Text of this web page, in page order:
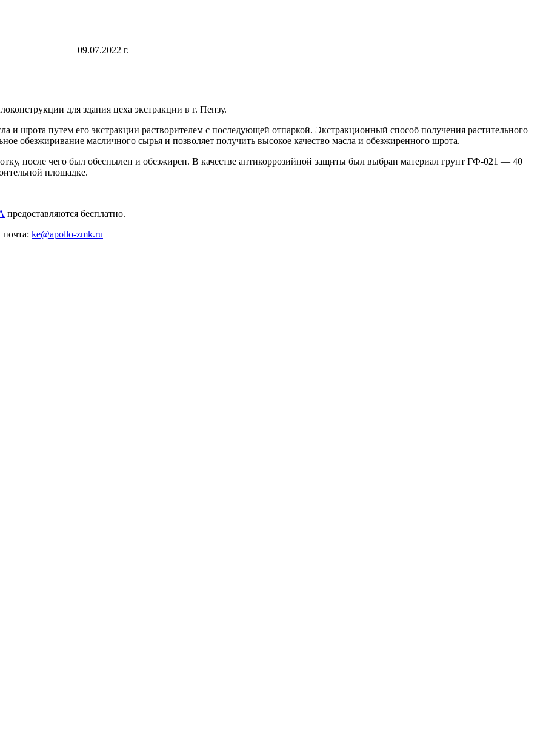
09.07.2022 г.
для здания цеха экстракции в г. Пензу.
и шрота путем его экстракции растворителем с последующей отпаркой. Экстракционный способ получения растительного
обезжиривание масличного сырья и позволяет получить высокое качество масла и обезжиренного шрота.
после чего был обеспылен и обезжирен. В качестве антикоррозийной защиты был выбран материал грунт ГФ-021 — 40
площадке.
предоставляются бесплатно.
почта: ke@apollo-zmk.ru